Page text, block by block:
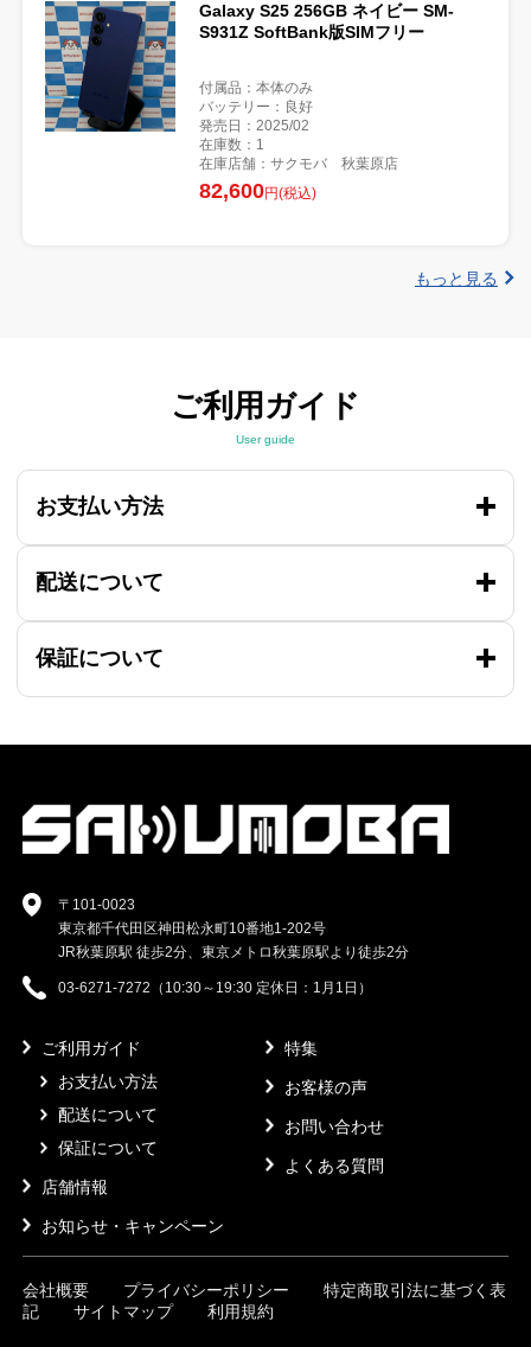
Galaxy S25 256GB ネイビー SM-
S931Z SoftBank版SIMフリー
付属品：本体のみ
バッテリー：良好
発売日：2025/02
在庫数：1
在庫店舗：サクモバ 秋葉原店
82,600円(税込)
もっと見る
ご利用ガイド
User guide
お支払い方法
配送について
保証について
〒101-0023
東京都千代田区神田松永町10番地1-202号
JR秋葉原駅 徒歩2分、東京メトロ秋葉原駅より徒歩2分
03-6271-7272（10:30～19:30 定休日：1月1日）
ご利用ガイド
お支払い方法
配送について
保証について
店舗情報
お知らせ・キャンペーン
特集
お客様の声
お問い合わせ
よくある質問
会社概要 プライバシーポリシー
特定商取引法に基づく表
記
サイトマップ 利用規約